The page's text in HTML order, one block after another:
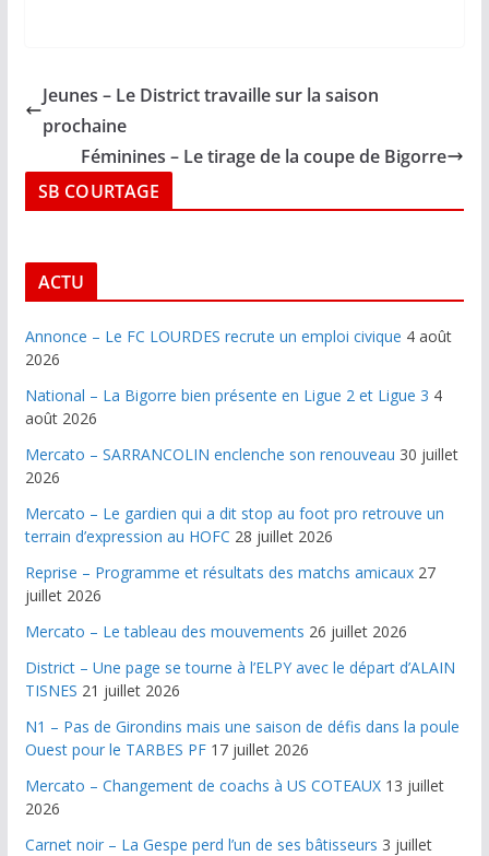
Jeunes – Le District travaille sur la saison
prochaine
Féminines – Le tirage de la coupe de Bigorre
SB COURTAGE
ACTU
Annonce – Le FC LOURDES recrute un emploi civique 4 août
2026
National – La Bigorre bien présente en Ligue 2 et Ligue 3 4
août 2026
Mercato – SARRANCOLIN enclenche son renouveau 30 juillet
2026
Mercato – Le gardien qui a dit stop au foot pro retrouve un
terrain d’expression au HOFC 28 juillet 2026
Reprise – Programme et résultats des matchs amicaux 27
juillet 2026
Mercato – Le tableau des mouvements 26 juillet 2026
District – Une page se tourne à l’ELPY avec le départ d’ALAIN
TISNES 21 juillet 2026
N1 – Pas de Girondins mais une saison de défis dans la poule
Ouest pour le TARBES PF 17 juillet 2026
Mercato – Changement de coachs à US COTEAUX 13 juillet
2026
Carnet noir – La Gespe perd l’un de ses bâtisseurs 3 juillet